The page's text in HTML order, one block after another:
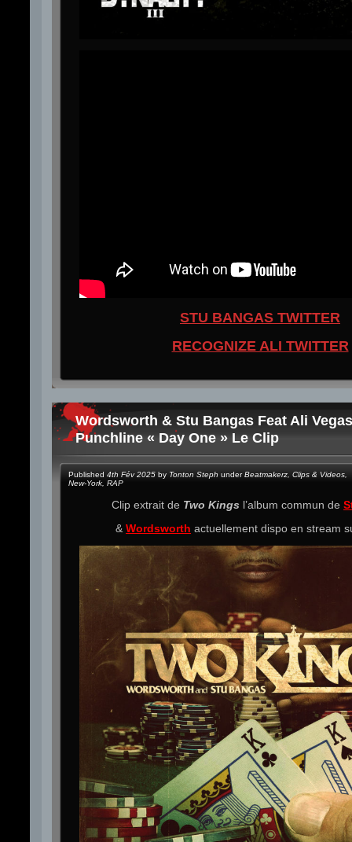
STU BANGAS TWITTER
RECOGNIZE ALI TWITTER
Wordsworth & Stu Bangas Feat Ali
Punchline « Day One » Le Clip
Published 4th Fév 2025 by Tonton Steph underBeatmakerz Clips & Videos
New-York RAP
Clip extrait de Two Kings l’album commun de
& Wordsworth actuellement dispo en stream